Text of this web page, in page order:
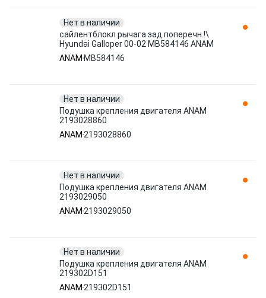
Нет в наличии
сайлентблокл рычага зад.поперечн.!\
Hyundai Galloper 00-02 MB584146 ANAM
ANAM MB584146
Нет в наличии
Подушка крепления двигателя ANAM
2193028860
ANAM 2193028860
Нет в наличии
Подушка крепления двигателя ANAM
2193029050
ANAM 2193029050
Нет в наличии
Подушка крепления двигателя ANAM
219302D151
ANAM 219302D151